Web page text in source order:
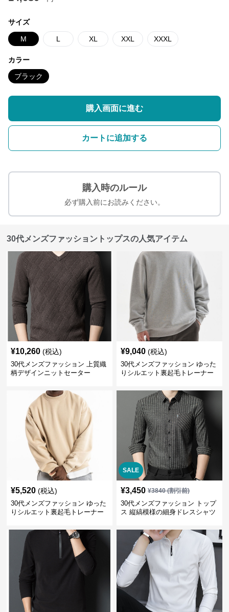
サイズ
M L XL XXL XXXL
カラー
ブラック
購入画面に進む
カートに追加する
購入時のルール
必ず購入前にお読みください。
30代メンズファッショントップスの人気アイテム
¥10,260 (税込)
30代メンズファッション 上質織
柄デザインニットセーター
¥9,040 (税込)
30代メンズファッション ゆった
りシルエット裏起毛トレーナー
¥5,520 (税込)
30代メンズファッション ゆった
りシルエット裏起毛トレーナー
SALE
¥3,450 ¥3840(割引前)
30代メンズファッション トップ
ス 縦縞模様の細身ドレスシャツ